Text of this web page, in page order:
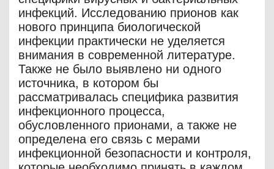
инфекций. Исследованию прионов как
нового принципа биологической
инфекции практически не уделяется
внимания в современной литературе.
Также не было выявлено ни одного
источника, в котором бы
рассматривалась специфика развития
инфекционного процесса,
обусловленного прионами, а также не
определена его связь с мерами
инфекционной безопасности и контроля,